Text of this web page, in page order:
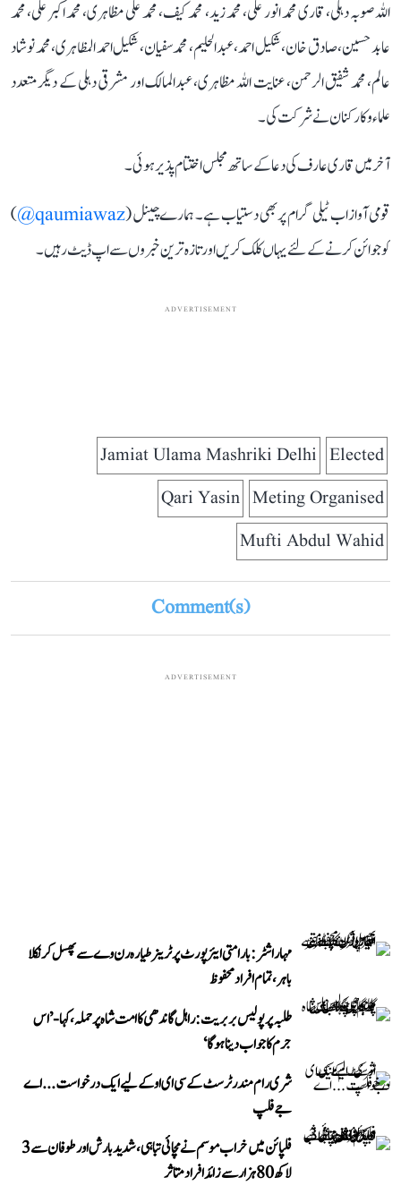
اللہ صوبہ دہلی، قاری محمد انور علی، محمد زید، محمد کیف، محمد علی مظاہری، محمد اکبر علی، محمد
عابد حسین، صادق خان، شکیل احمد، عبدالحلیم، محمد سفیان، شکیل احمد المظاہری، محمد نوشاد
عالم، محمد شفیق الرحمن، عنایت اللہ مظاہری، عبدالمالک اور مشرقی دہلی کے دیگر متعدد
علماء و کارکنان نے شرکت کی۔
آخر میں قاری عارف کی دعا کے ساتھ مجلس اختتام پذیر ہوئی۔
قومی آواز اب ٹیلی گرام پر بھی دستیاب ہے۔ ہمارے چینل (qaumiawaz@
)
کو جوائن کرنے کے لئے یہاں کلک کریں اور تازہ ترین خبروں سے اپ ڈیٹ رہیں۔
ADVERTISEMENT
Elected
Jamiat Ulama Mashriki Delhi
Meting Organised
Qari Yasin
Mufti Abdul Wahid
Comment(s)
ADVERTISEMENT
مہاراشٹر: بارامتی ایئرپورٹ پر ٹرینر طیارہ رن وے سے پھسل کر نکلا
باہر، تمام افراد محفوظ
طلبہ پر پولیس بربریت: راہل گاندھی کا امت شاہ پر حملہ، کہا- ’اس
جرم کا جواب دینا ہوگا‘
شری رام مندر ٹرسٹ کے سی ای او کے لیے ایک درخواست...اے
جے فلپ
فلپائن میں خراب موسم نے مچائی تباہی، شدید بارش اور طوفان سے 3
لاکھ 80 ہزار سے زائد افراد متاثر